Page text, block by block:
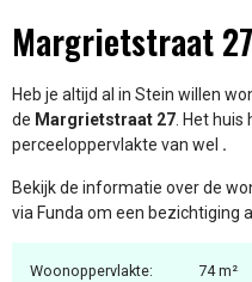
Margrietstraat
Heb je altijd al in Stein willen
de Margrietstraat 27. Het huis
perceeloppervlakte van wel .
Bekijk de informatie over de
via Funda om een bezichtiging
Woonoppervlakte: 74 m²